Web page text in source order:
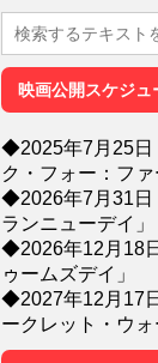
映画公開スケジュ
◆2025年7月25日
ク・フォー：ファ
◆2026年7月31日
ランニューデイ」
◆2026年12月18
ゥームズデイ」
◆2027年12月17
ークレット・ウォ